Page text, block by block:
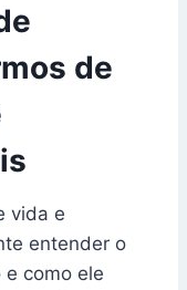
de
vida e
entender o
como ele